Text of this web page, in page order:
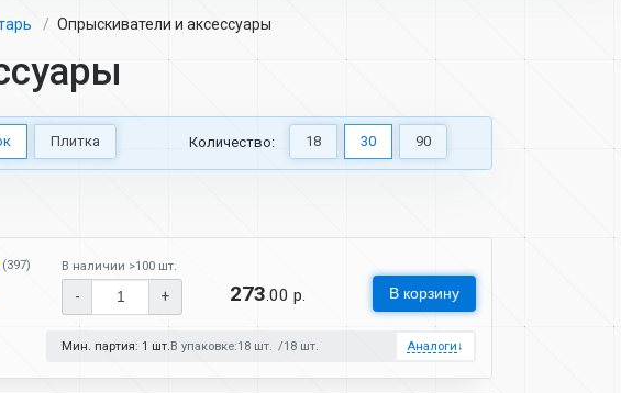
Опрыскиватели и аксессуары
Плитка Количество: 18 30 90
(397) В наличии >100 шт.
- + 273.00 р. В корзину
Мин. партия: 1 шт. В упаковке:18 шт. 18 шт. Аналоги↓